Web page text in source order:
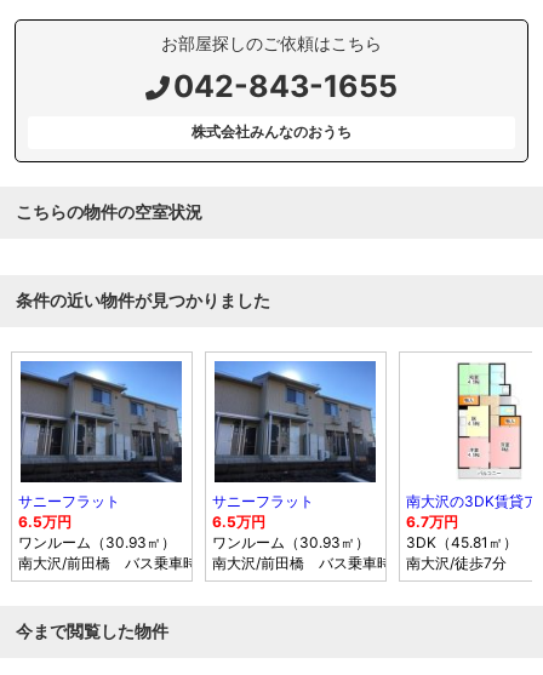
お部屋探しのご依頼はこちら
042-843-1655
株式会社みんなのおうち
こちらの物件の空室状況
条件の近い物件が見つかりました
サニーフラット
6.5万円
ワンルーム（30.93㎡）
南大沢/前田橋 バス乗車時間4分 停歩1分
サニーフラット
6.5万円
ワンルーム（30.93㎡）
南大沢/前田橋 バス乗車時間4分 停歩1分
6.7万円
3DK（45.81㎡）
南大沢/徒歩7分
今まで閲覧した物件